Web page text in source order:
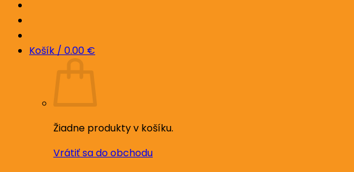
Košík / 0.00 €
Žiadne produkty v košíku.
Vrátiť sa do obchodu